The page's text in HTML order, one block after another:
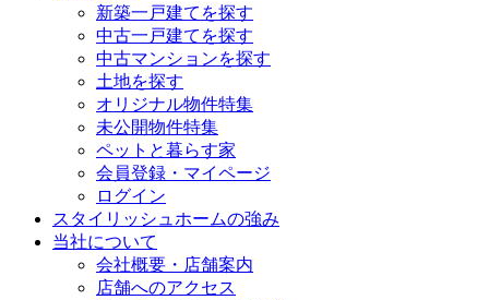
新築一戸建てを探す
中古一戸建てを探す
中古マンションを探す
土地を探す
オリジナル物件特集
未公開物件特集
ペットと暮らす家
会員登録・マイページ
ログイン
スタイリッシュホームの強み
当社について
会社概要・店舗案内
店舗へのアクセス